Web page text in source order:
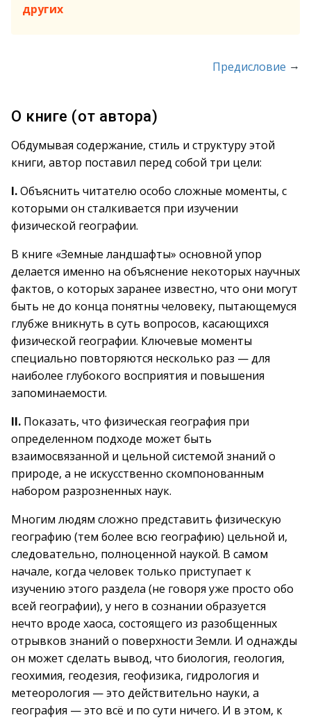
других
Предисловие →
О книге (от автора)
Обдумывая содержание, стиль и структуру этой
книги, автор поставил перед собой три цели:
I.Объяснить читателю особо сложные моменты, с
которыми он сталкивается при изучении
физической географии.
В книге «Земные ландшафты» основной упор
делается именно на объяснение некоторых научных
фактов, о которых заранее известно, что они могут
быть не до конца понятны человеку, пытающемуся
глубже вникнуть в суть вопросов, касающихся
физической географии. Ключевые моменты
специально повторяются несколько раз — для
наиболее глубокого восприятия и повышения
запоминаемости.
II. Показать, что физическая география при
определенном подходе может быть
взаимосвязанной и цельной системой знаний о
природе, а не искусственно скомпонованным
набором разрозненных наук.
Многим людям сложно представить физическую
географию (тем более всю географию) цельной и,
следовательно, полноценной наукой. В самом
начале, когда человек только приступает к
изучению этого раздела (не говоря уже просто обо
всей географии), у него в сознании образуется
нечто вроде хаоса, состоящего из разобщенных
отрывков знаний о поверхности Земли. И однажды
он может сделать вывод, что биология, геология,
геохимия, геодезия, геофизика, гидрология и
метеорология — это действительно науки, а
география — это всё и по сути ничего. И в этом, к